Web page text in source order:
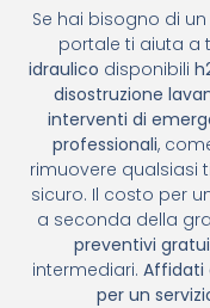
Se hai bisogno di un
portale ti aiuta a
idraulico disponibili
disostruzione
interventi di
professionali,
rimuovere qualsiasi
sicuro. Il costo per
a seconda della
preventivi
intermediari. Affidati
per un